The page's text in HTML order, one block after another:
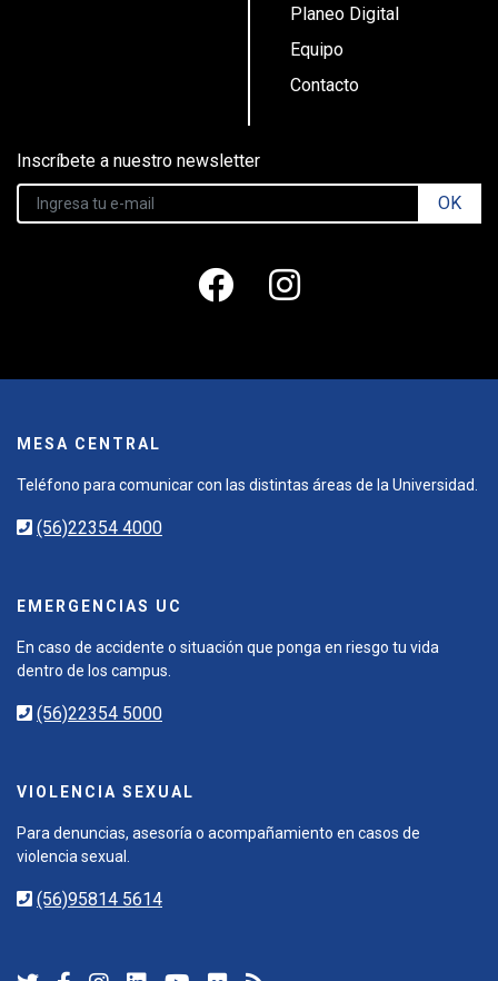
Planeo Digital
Equipo
Contacto
Inscríbete a nuestro newsletter
OK
MESA CENTRAL
Teléfono para comunicar con las distintas áreas de la Universidad.
(56)22354 4000
EMERGENCIAS UC
En caso de accidente o situación que ponga en riesgo tu vida
dentro de los campus.
(56)22354 5000
VIOLENCIA SEXUAL
Para denuncias, asesoría o acompañamiento en casos de
violencia sexual.
(56)95814 5614